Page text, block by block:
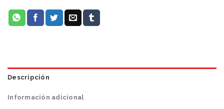
Descripción
Información adicional